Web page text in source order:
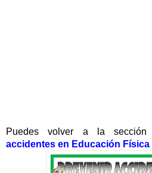
Puedes volver a la
accidentes en Educación Física